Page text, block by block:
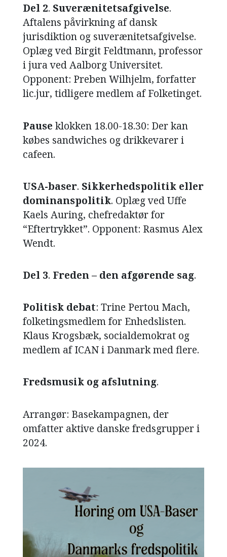
Del 2. Suverænitetsafgivelse.
Aftalens påvirkning af dansk
jurisdiktion og suverænitetsafgivelse.
Oplæg ved Birgit Feldtmann, professor
i jura ved Aalborg Universitet.
Opponent: Preben Wilhjelm, forfatter
lic.jur, tidligere medlem af Folketinget.
Pause klokken 18.00-18.30: Der kan
købes sandwiches og drikkevarer i
cafeen.
USA-baser. Sikkerhedspolitik eller
dominanspolitik. Oplæg ved Uffe
Kaels Auring, chefredaktør for
“Eftertrykket”. Opponent: Rasmus Alex
Wendt.
Del 3. Freden – den afgørende sag.
Politisk debat: Trine Pertou Mach,
folketingsmedlem for Enhedslisten.
Klaus Krogsbæk, socialdemokrat og
medlem af ICAN i Danmark med flere.
Fredsmusik og afslutning.
Arrangør: Basekampagnen, der
omfatter aktive danske fredsgrupper i
2024.